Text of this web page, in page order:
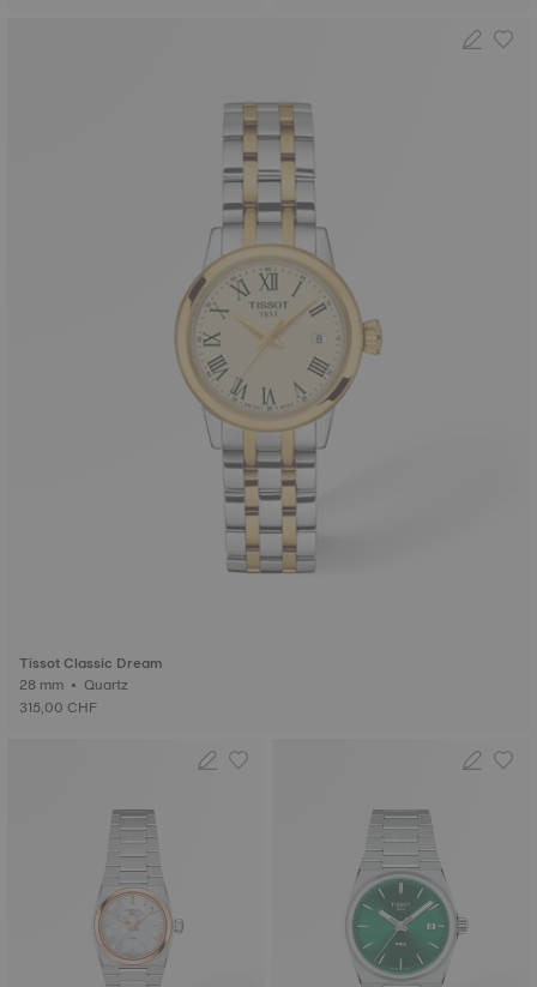
Tissot Classic Dream
28 mm • Quartz
315,00 CHF